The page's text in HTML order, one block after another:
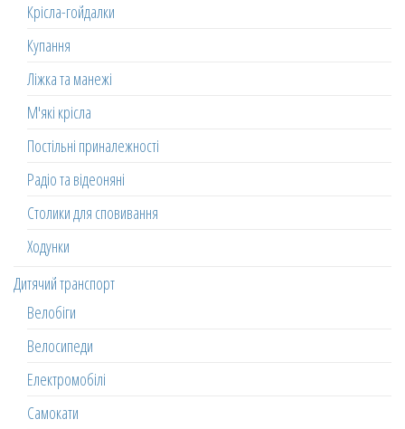
Крісла-гойдалки
Купання
Ліжка та манежі
М'які крісла
Постільні приналежності
Радіо та відеоняні
Столики для сповивання
Ходунки
Дитячий транспорт
Велобіги
Велосипеди
Електромобілі
Самокати